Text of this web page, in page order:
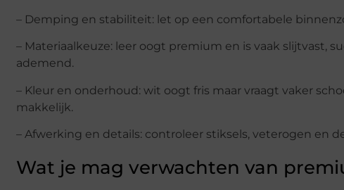
– Demping en stabiliteit: let op een comfortabele
– Materiaalkeuze: leer oogt premium en is vaak slijtvast,
ademend.
– Kleur en onderhoud: wit oogt fris maar vraagt vaker
makkelijk.
– Afwerking en details: controleer stiksels, veterogen en
Wat je mag verwachten van